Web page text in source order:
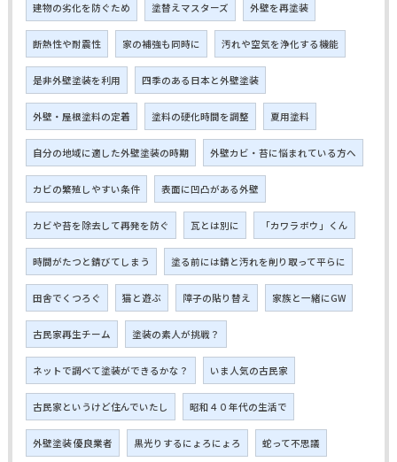
建物の劣化を防ぐため 塗替えマスターズ 外壁を再塗装
断熱性や耐震性 家の補強も同時に 汚れや空気を浄化する機能
是非外壁塗装を利用 四季のある日本と外壁塗装
外壁・屋根塗料の定着 塗料の硬化時間を調整 夏用塗料
自分の地域に適した外壁塗装の時期 外壁カビ・苔に悩まれている方へ
カビの繁殖しやすい条件 表面に凹凸がある外壁
カビや苔を除去して再発を防ぐ 瓦とは別に 「カワラボウ」くん
時間がたつと錆びてしまう 塗る前には錆と汚れを削り取って平らに
田舎でくつろぐ 猫と遊ぶ 障子の貼り替え 家族と一緒にGW
古民家再生チーム 塗装の素人が挑戦？
ネットで調べて塗装ができるかな？ いま人気の古民家
古民家というけど住んでいたし 昭和４０年代の生活で
外壁塗装 優良業者 黒光りするにょろにょろ 蛇って不思議